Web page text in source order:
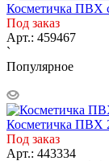
Косметичка ПВХ
Под заказ
Арт.: 459467
`
Популярное
Косметичка ПВХ
Под заказ
Арт.: 443334